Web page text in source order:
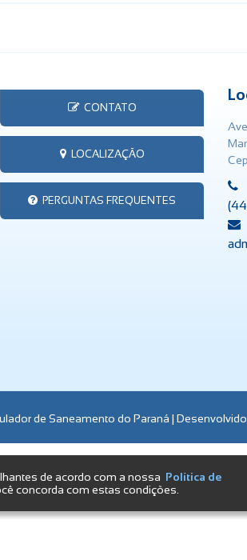
CONTATO
LOCALIZAÇÃO
PERGUNTAS FREQUENTES
de Saneamento do Paraná |
E-mail:
de acordo com a nossa Política de
concorda com estas condições.